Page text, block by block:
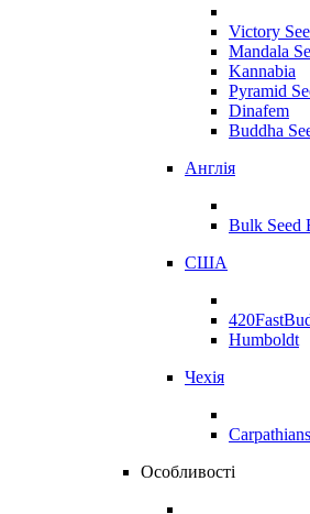
Victory
Mandala
Kannabia
Pyramid
Dinafem
Buddha
Англія
Bulk Seed
США
Humboldt
Чехія
Особливості